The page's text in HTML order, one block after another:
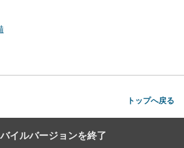
トップへ戻る
イルバージョンを終了